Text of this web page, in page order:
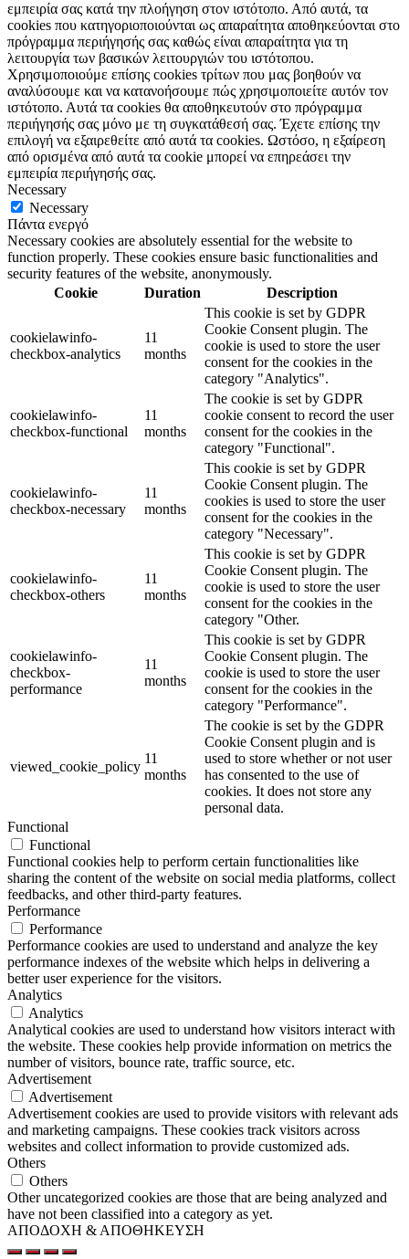
εμπειρία σας κατά την πλοήγηση στον ιστότοπο. Από αυτά, τα
cookies που κατηγοριοποιούνται ως απαραίτητα αποθηκεύονται στο
πρόγραμμα περιήγησής σας καθώς είναι απαραίτητα για τη
λειτουργία των βασικών λειτουργιών του ιστότοπου.
Χρησιμοποιούμε επίσης cookies τρίτων που μας βοηθούν να
αναλύσουμε και να κατανοήσουμε πώς χρησιμοποιείτε αυτόν τον
ιστότοπο. Αυτά τα cookies θα αποθηκευτούν στο πρόγραμμα
περιήγησής σας μόνο με τη συγκατάθεσή σας. Έχετε επίσης την
επιλογή να εξαιρεθείτε από αυτά τα cookies. Ωστόσο, η εξαίρεση
από ορισμένα από αυτά τα cookie μπορεί να επηρεάσει την
εμπειρία περιήγησής σας.
Necessary
Necessary
Πάντα ενεργό
Necessary cookies are absolutely essential for the website to
function properly. These cookies ensure basic functionalities and
security features of the website, anonymously.
Cookie
Duration Description
cookielawinfo-
checkbox-analytics
11
months
This cookie is set by GDPR
Cookie Consent plugin. The
cookie is used to store the user
consent for the cookies in the
category "Analytics".
cookielawinfo-
checkbox-functional
11
months
The cookie is set by GDPR
cookie consent to record the user
consent for the cookies in the
category "Functional".
cookielawinfo-
checkbox-necessary
11
months
This cookie is set by GDPR
Cookie Consent plugin. The
cookies is used to store the user
consent for the cookies in the
category "Necessary".
cookielawinfo-
checkbox-others
11
months
This cookie is set by GDPR
Cookie Consent plugin. The
cookie is used to store the user
consent for the cookies in the
category "Other.
cookielawinfo-
checkbox-
performance
11
months
This cookie is set by GDPR
Cookie Consent plugin. The
cookie is used to store the user
consent for the cookies in the
category "Performance".
viewed_cookie_policy
11
months
The cookie is set by the GDPR
Cookie Consent plugin and is
used to store whether or not user
has consented to the use of
cookies. It does not store any
personal data.
Functional
Functional
Functional cookies help to perform certain functionalities like
sharing the content of the website on social media platforms, collect
feedbacks, and other third-party features.
Performance
Performance
Performance cookies are used to understand and analyze the key
performance indexes of the website which helps in delivering a
better user experience for the visitors.
Analytics
Analytics
Analytical cookies are used to understand how visitors interact with
the website. These cookies help provide information on metrics the
number of visitors, bounce rate, traffic source, etc.
Advertisement
Advertisement
Advertisement cookies are used to provide visitors with relevant ads
and marketing campaigns. These cookies track visitors across
websites and collect information to provide customized ads.
Others
Others
Other uncategorized cookies are those that are being analyzed and
have not been classified into a category as yet.
ΑΠΟΔΟΧΗ & ΑΠΟΘΗΚΕΥΣΗ